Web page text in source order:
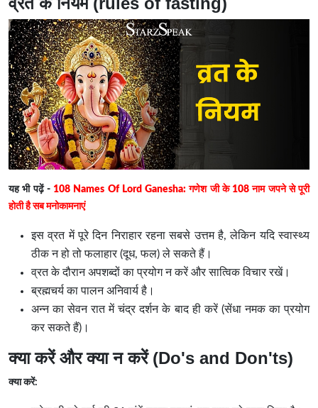
यह भी पढ़ें - 108 Names Of Lord Ganesha: गणेश जी के 108 नाम जपने से पूरी
होती है सब मनोकामनाएं
इस व्रत में पूरे दिन निराहार रहना सबसे उत्तम है, लेकिन यदि स्वास्थ्य
ठीक न हो तो फलाहार (दूध, फल) ले सकते हैं।
व्रत के दौरान अपशब्दों का प्रयोग न करें और सात्विक विचार रखें।
ब्रह्मचर्य का पालन अनिवार्य है।
अन्न का सेवन रात में चंद्र दर्शन के बाद ही करें (सेंधा नमक का प्रयोग
कर सकते हैं)।
क्या करें और क्या न करें (Do's and Don'ts)
क्या करें: